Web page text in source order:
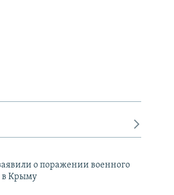
о поражении военного
в Крыму